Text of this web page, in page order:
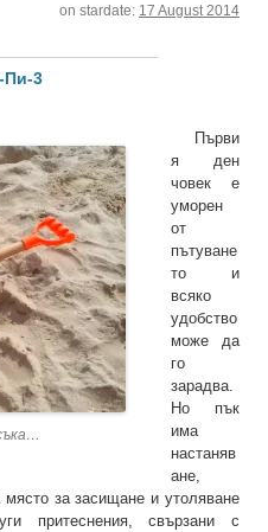
on stardate: 17 August 2014
Пи-3
Първи
я ден
човек е
уморен
от
пътуване
то и
всяко
удобство
може да
го
зарадва.
Но пък
има
настаняв
ане,
за засищане и утоляване
притеснения, свързани с